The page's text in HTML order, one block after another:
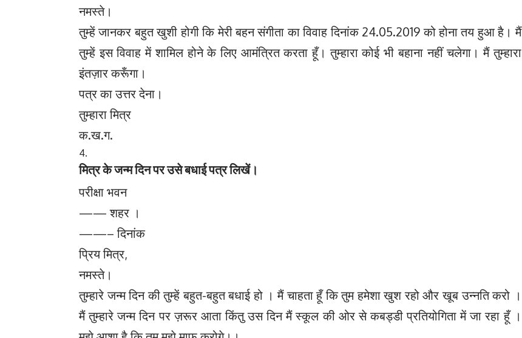
नमस्ते।
तुम्हें जानकर बहुत खुशी होगी कि मेरी बहन संगीता का विवाह दिनांक 24.05.2019 को होना तय हुआ है। मैं
तुम्हें इस विवाह में शामिल होने के लिए आमंत्रित करता हूँ। तुम्हारा कोई भी बहाना नहीं चलेगा। मैं तुम्हारा
इंतज़ार करूँगा।
पत्र का उत्तर देना।
तुम्हारा मित्र
क.ख.ग.
मित्र के जन्म दिन पर उसे बधाई पत्र लिखें।
परीक्षा भवन
—— शहर ।
——– दिनांक
प्रिय मित्र,
नमस्ते।
तुम्हारे जन्म दिन की तुम्हें बहुत-बहुत बधाई हो । मैं चाहता हूँ कि तुम हमेशा खुश रहो और खूब उन्नति करो ।
मैं तुम्हारे जन्म दिन पर ज़रूर आता किंतु उस दिन मैं स्कूल की ओर से कबड्डी प्रतियोगिता में जा रहा हूँ ।